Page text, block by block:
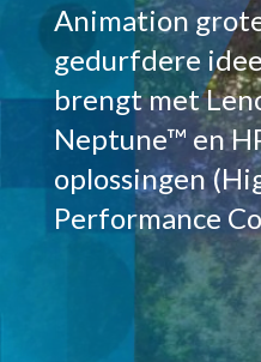
Animation
gedurfdere
brengt met
Neptune™ en
oplossingen
Performance